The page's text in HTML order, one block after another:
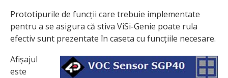
Prototipurile de funcții care trebuie implementate
pentru a se asigura că stiva ViSi-Genie poate rula
efectiv sunt prezentate în caseta cu funcțiile necesare.
Afișajul
este